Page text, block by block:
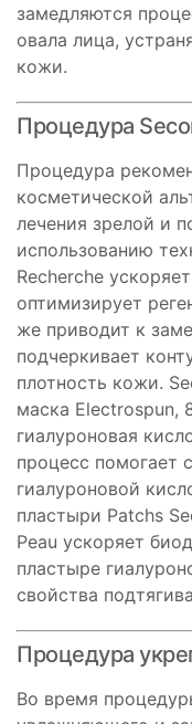
замедляются
овала лица,
кожи.
Процедура
Процедура
косметической
лечения зрелой и
использованию
Recherche
оптимизирует
же приводит к
подчеркивает
плотность кожи.
маска Electrospun,
гиалуроновая
процесс помогает
гиалуроновой
пластыри Patchs
Peau ускоряет
пластыре
свойства
Процедура
Во время